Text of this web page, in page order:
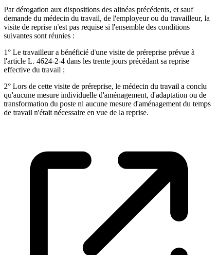
Par dérogation aux dispositions des alinéas précédents, et sauf
demande du médecin du travail, de l'employeur ou du travailleur, la
visite de reprise n'est pas requise si l'ensemble des conditions
suivantes sont réunies :
1° Le travailleur a bénéficié d'une visite de préreprise prévue à
l'article L. 4624-2-4 dans les trente jours précédant sa reprise
effective du travail ;
2° Lors de cette visite de préreprise, le médecin du travail a conclu
qu'aucune mesure individuelle d'aménagement, d'adaptation ou de
transformation du poste ni aucune mesure d'aménagement du temps
de travail n'était nécessaire en vue de la reprise.